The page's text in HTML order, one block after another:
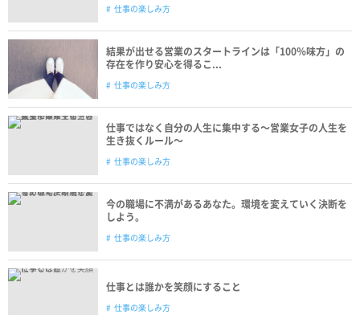
仕事の楽しみ方
結果が出せる営業のスタートラインは「100％味方」の
存在を作り安心を得るこ...
仕事の楽しみ方
仕事ではなく自分の人生に集中する〜営業女子の人生を
生き抜くルール〜
仕事の楽しみ方
今の職場に不満があるあなた。環境を変えていく決断を
しよう。
仕事の楽しみ方
仕事とは誰かを笑顔にすること
仕事の楽しみ方